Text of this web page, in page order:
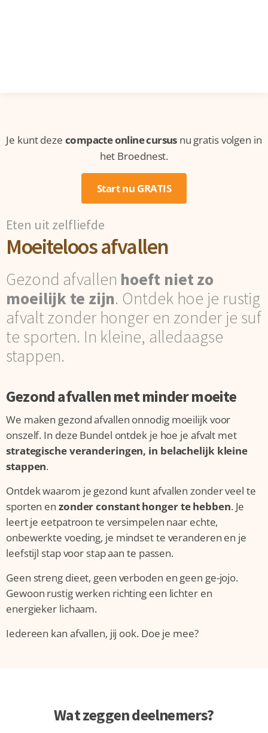
Je kunt deze compacte online cursusnu gratis volgen in
het Broednest.
Start nu GRATIS
Eten uit zelfliefde
Moeiteloos afvallen
Gezond afvallen hoeft niet zo
moeilijk te zijn. Ontdek hoe je rustig
afvalt zonder honger en zonder je suf
te sporten. In kleine, alledaagse
stappen.
Gezond afvallen met minder moeite
We maken gezond afvallen onnodig moeilijk voor
onszelf. In deze Bundel ontdek je hoe je afvalt met
strategische veranderingen, in belachelijk kleine
stappen.
Ontdek waarom je gezond kunt afvallen zonder veel te
sporten en zonder constant honger te hebben. Je
leert je eetpatroon te versimpelen naar echte,
onbewerkte voeding, je mindset te veranderen en je
leefstijl stap voor stap aan te passen.
Geen streng dieet, geen verboden en geen ge-jojo.
Gewoon rustig werken richting een lichter en
energieker lichaam.
Iedereen kan afvallen, jij ook. Doe je mee?
Wat zeggen deelnemers?